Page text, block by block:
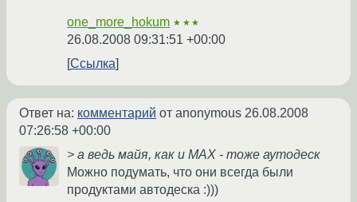
one_more_hokum ★★★
26.08.2008 09:31:51 +00:00
Ссылка
Ответ на: комментарий от anonymous 26.08.2008
07:26:58 +00:00
> а ведь майя, как и МАХ - тоже аутодеск
Можно подумать, что они всегда были
продуктами автодеска :)))